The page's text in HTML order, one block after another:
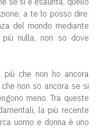
a te lo posso dire.
del mondo mediante
nulla, non so dove
che non ho ancora
non so ancora se si
meno. Tra queste
la più recente
uomo e donna è uno